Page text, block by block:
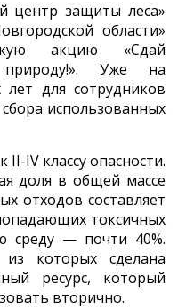
центр защиты леса»
области»
акцию «Сдай
Уже на
лет для сотрудников
использованных
II-IV классу опасности.
доля в общей массе
отходов составляет
токсичных
среду — почти 40%.
которых сделана
ресурс, который
вторично.